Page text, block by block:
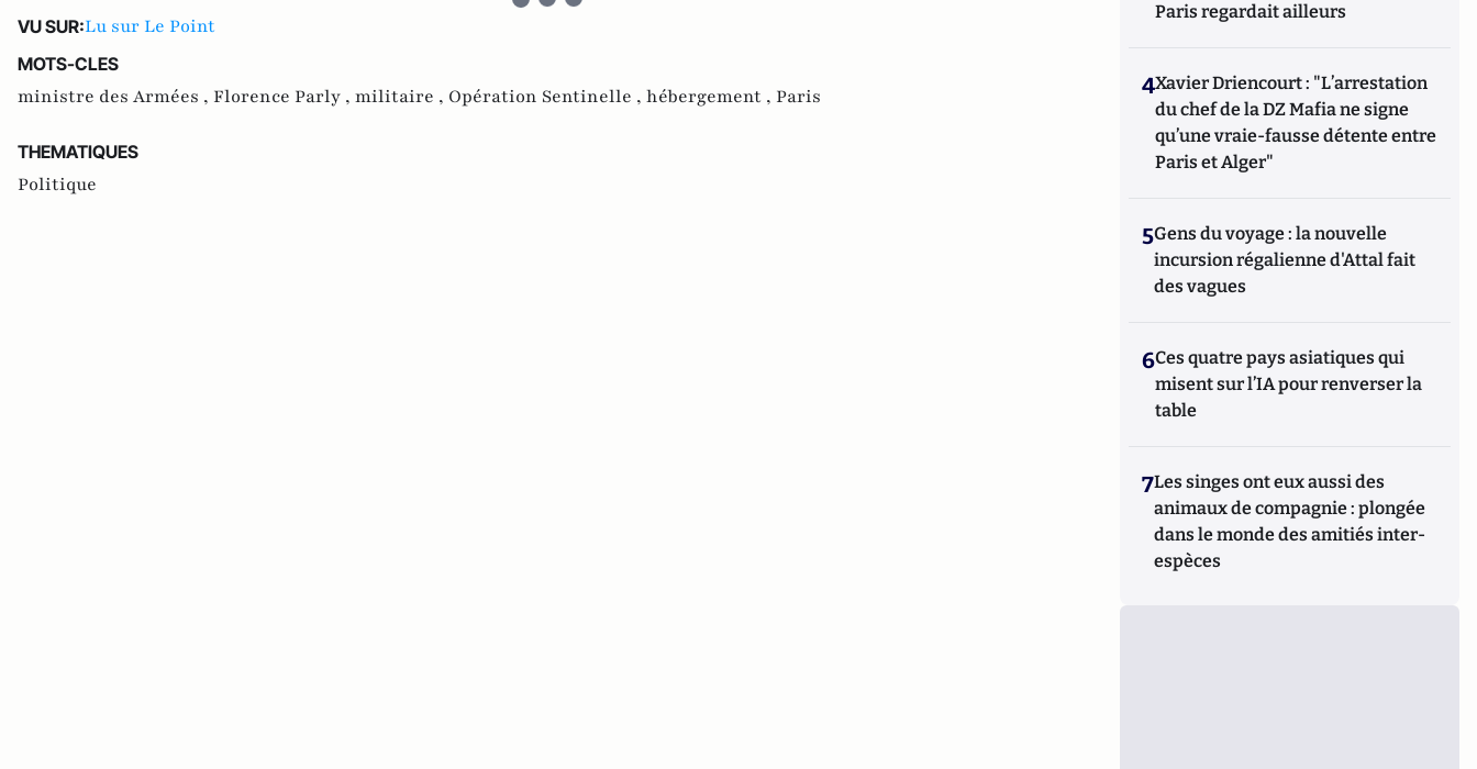
VU SUR:Lu sur Le Point
MOTS-CLES
ministre des Armées , Florence Parly , militaire , Opération Sentinelle , hébergement , Paris
THEMATIQUES
Politique
Paris regardait ailleurs
4Xavier Driencourt : "L’arrestation
du chef de la DZ Mafia ne signe
qu’une vraie-fausse détente entre
Paris et Alger"
5Gens du voyage : la nouvelle
incursion régalienne d'Attal fait
des vagues
6Ces quatre pays asiatiques qui
misent sur l’IA pour renverser la
table
7Les singes ont eux aussi des
animaux de compagnie : plongée
dans le monde des amitiés inter-
espèces